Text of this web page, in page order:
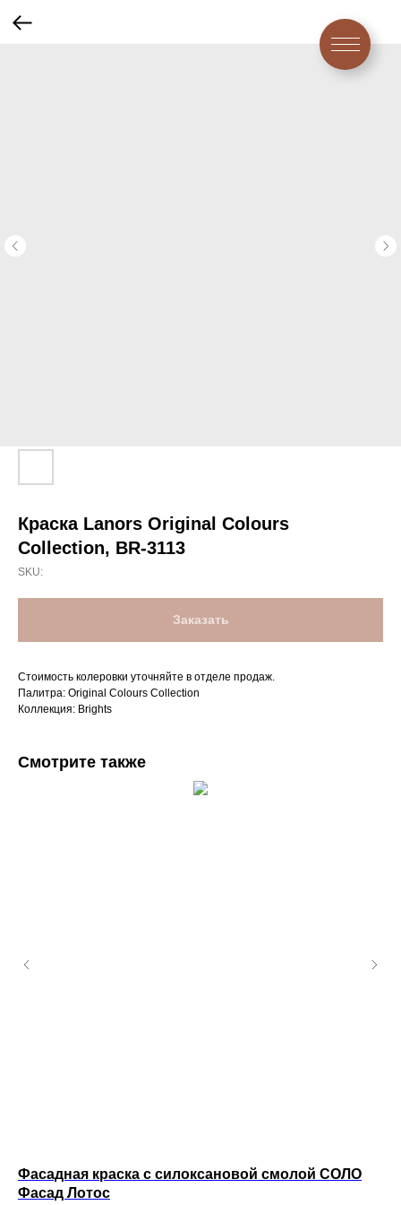
Краска Lanors Original Colours
Collection, BR-3113
SKU:
Заказать
Стоимость колеровки уточняйте в отделе продаж.
Палитра: Original Colours Collection
Коллекция: Brights
Смотрите также
Фасадная краска с силоксановой смолой СОЛО
Фасад Лотос